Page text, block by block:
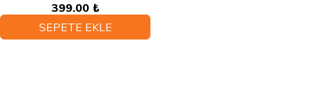
SEPETE EKLE
399.00 ₺